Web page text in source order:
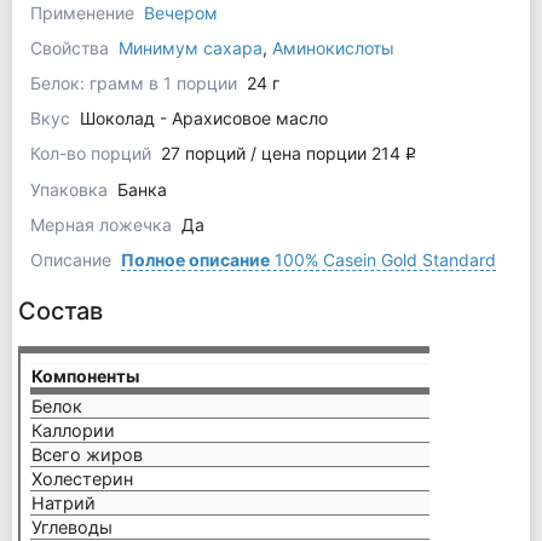
Применение Вечером
Свойства Минимум сахара, Аминокислоты
Белок: грамм в 1 порции 24 г
Вкус Шоколад - Арахисовое масло
Кол-во порций 27 порций / цена порции 214 q
Упаковка Банка
Мерная ложечка Да
Описание Полное описание100% Casein Gold Standard
Состав
Компоненты
Белок
Каллории
Всего жиров
Холестерин
Натрий
Углеводы